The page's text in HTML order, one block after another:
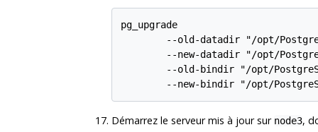
pg_upgrade
--old-datadir "/opt/
--new-datadir "/opt/
--old-bindir "/opt/
Démarrez le serveur mis à jour sur node3,